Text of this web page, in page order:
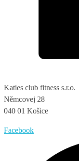
Katies club fitness s.r.o.
Němcovej 28
040 01 Košice
Facebook